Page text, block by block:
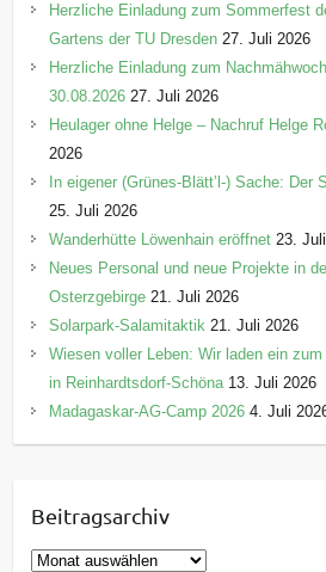
Herzliche Einladung zum Sommerfest
Gartens der TU Dresden 27. Juli 2026
Herzliche Einladung zum
30.08.2026 27. Juli 2026
Heulager ohne Helge – Nachruf Helge
2026
In eigener (Grünes-Blätt’l-) Sache: Der
25. Juli 2026
Wanderhütte Löwenhain eröffnet 23.
Neues Personal und neue Projekte in
Osterzgebirge 21. Juli 2026
Solarpark-Salamitaktik 21. Juli 2026
Wiesen voller Leben: Wir laden ein
in Reinhardtsdorf-Schöna 13. Juli 2026
Madagaskar-AG-Camp 2026 4. Juli
Beitragsarchiv
B